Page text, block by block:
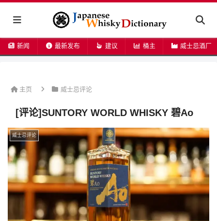
新闻 最新发布 建议 桶主 威士忌酒厂
主页 威士忌评论
[评论]SUNTORY WORLD WHISKY 碧Ao
威士忌评论